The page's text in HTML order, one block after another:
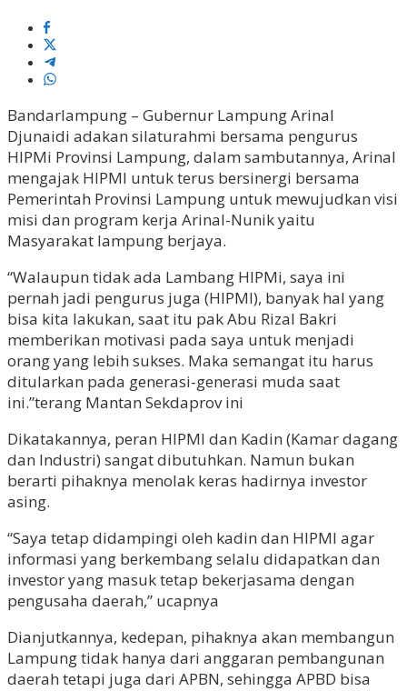
Bandarlampung – Gubernur Lampung Arinal
Djunaidi adakan silaturahmi bersama pengurus
HIPMi Provinsi Lampung, dalam sambutannya, Arinal
mengajak HIPMI untuk terus bersinergi bersama
Pemerintah Provinsi Lampung untuk mewujudkan visi
misi dan program kerja Arinal-Nunik yaitu
Masyarakat lampung berjaya.
“Walaupun tidak ada Lambang HIPMi, saya ini
pernah jadi pengurus juga (HIPMI), banyak hal yang
bisa kita lakukan, saat itu pak Abu Rizal Bakri
memberikan motivasi pada saya untuk menjadi
orang yang lebih sukses. Maka semangat itu harus
ditularkan pada generasi-generasi muda saat
ini.”terang Mantan Sekdaprov ini
Dikatakannya, peran HIPMI dan Kadin (Kamar dagang
dan Industri) sangat dibutuhkan. Namun bukan
berarti pihaknya menolak keras hadirnya investor
asing.
“Saya tetap didampingi oleh kadin dan HIPMI agar
informasi yang berkembang selalu didapatkan dan
investor yang masuk tetap bekerjasama dengan
pengusaha daerah,” ucapnya
Dianjutkannya, kedepan, pihaknya akan membangun
Lampung tidak hanya dari anggaran pembangunan
daerah tetapi juga dari APBN, sehingga APBD bisa